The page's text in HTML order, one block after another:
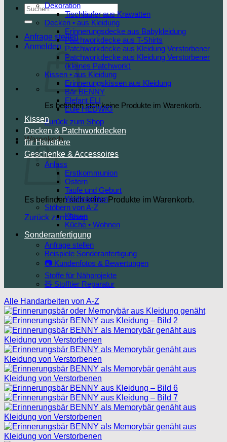
Suchen
nach:
Anfrage stellen
Anmelden
Es befinden sich keine Produkte im Warenkorb.
Zurück zum Shop
Warenkorb
Es befinden sich keine Produkte im Warenkorb.
Zurück zum Shop
Dekoration
Tischläufer aus Krawatten
Decken • aus Kleidung
Erinnerungsdecke aus Babykleidung
Patchworkdecke aus T-Shirts
Patchworkdecke aus Kleidung Verstorbener
Patchworkdecke aus Kleidung Verstorbener
(kleines Patchwork)
Kissen • aus Kleidung
Erinnerungskissen aus Kleidung
Bär BENNY
Elefant ELI
Eule HEDWIG
Kissen
Decken & Patchworkdecken
für Haustiere
Geschenke & Accessoires
Anlass
Erstkommunion
Ostern
Taufe und Geburt
Weihnachten
Stöbern von A-Z
Kissen
Küche • Wohnen
Sonderanfertigung
Anfrage stellen
Beispiele Sonderanfertigung
📷 Kundenfotos & Bewertungen
Stoffe für Nähprojekte
🧸 Stofftier Reparatur
Alle Handarbeiten von A-Z